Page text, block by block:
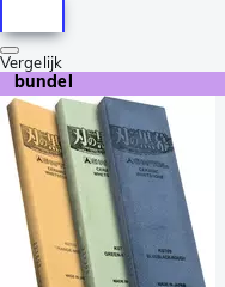
Vergelijk
bundel